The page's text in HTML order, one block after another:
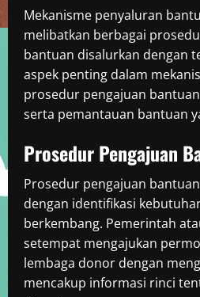
Mekanisme penyaluran
melibatkan berbagai
bantuan disalurkan dengan
aspek penting dalam
prosedur pengajuan
serta pemantauan bantuan
Prosedur Pengajuan
Prosedur pengajuan
dengan identifikasi
berkembang. Pemerintah
setempat mengajukan
lembaga donor dengan
mencakup informasi rinci